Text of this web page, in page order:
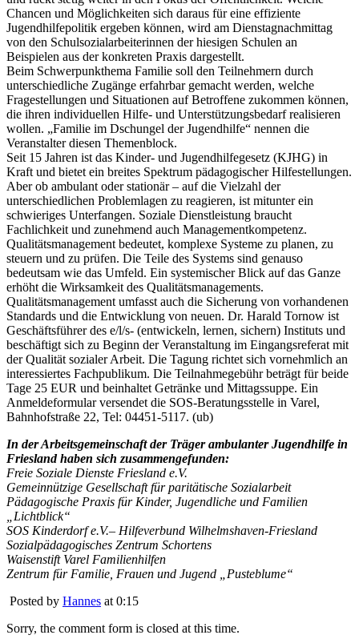
Chancen und Möglichkeiten sich daraus für eine effiziente
Jugendhilfepolitik ergeben können, wird am Dienstagnachmittag
von den Schulsozialarbeiterinnen der hiesigen Schulen an
Beispielen aus der konkreten Praxis dargestellt.
Beim Schwerpunkthema Familie soll den Teilnehmern durch
unterschiedliche Zugänge erfahrbar gemacht werden, welche
Fragestellungen und Situationen auf Betroffene zukommen können,
die ihren individuellen Hilfe- und Unterstützungsbedarf realisieren
wollen. „Familie im Dschungel der Jugendhilfe“ nennen die
Veranstalter diesen Themenblock.
Seit 15 Jahren ist das Kinder- und Jugendhilfegesetz (KJHG) in
Kraft und bietet ein breites Spektrum pädagogischer Hilfestellungen.
Aber ob ambulant oder stationär – auf die Vielzahl der
unterschiedlichen Problemlagen zu reagieren, ist mitunter ein
schwieriges Unterfangen. Soziale Dienstleistung braucht
Fachlichkeit und zunehmend auch Managementkompetenz.
Qualitätsmanagement bedeutet, komplexe Systeme zu planen, zu
steuern und zu prüfen. Die Teile des Systems sind genauso
bedeutsam wie das Umfeld. Ein systemischer Blick auf das Ganze
erhöht die Wirksamkeit des Qualitätsmanagements.
Qualitätsmanagement umfasst auch die Sicherung von vorhandenen
Standards und die Entwicklung von neuen. Dr. Harald Tornow ist
Geschäftsführer des e/l/s- (entwickeln, lernen, sichern) Instituts und
beschäftigt sich zu Beginn der Veranstaltung im Eingangsreferat mit
der Qualität sozialer Arbeit. Die Tagung richtet sich vornehmlich an
interessiertes Fachpublikum. Die Teilnahmegebühr beträgt für beide
Tage 25 EUR und beinhaltet Getränke und Mittagssuppe. Ein
Anmeldeformular versendet die SOS-Beratungsstelle in Varel,
Bahnhofstraße 22, Tel: 04451-5117. (ub)
In der Arbeitsgemeinschaft der Träger ambulanter Jugendhilfe in
Friesland haben sich zusammengefunden:
Freie Soziale Dienste Friesland e.V.
Gemeinnützige Gesellschaft für paritätische Sozialarbeit
Pädagogische Praxis für Kinder, Jugendliche und Familien
„Lichtblick“
SOS Kinderdorf e.V.– Hilfeverbund Wilhelmshaven-Friesland
Sozialpädagogisches Zentrum Schortens
Waisenstift Varel Familienhilfen
Zentrum für Familie, Frauen und Jugend „Pusteblume“
Posted by Hannes at 0:15
Sorry, the comment form is closed at this time.